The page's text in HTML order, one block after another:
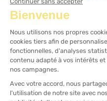
Solution
Solution
Solution